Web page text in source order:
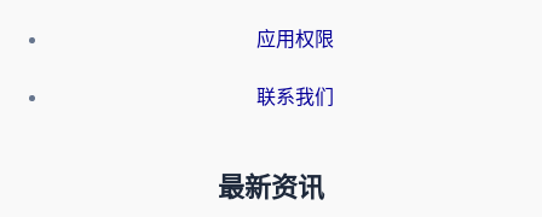
应用权限
联系我们
最新资讯